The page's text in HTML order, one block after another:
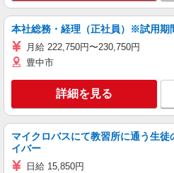
本社総務・経理（正社員）※試用期
月給 222,750円〜230,750円
豊中市
詳細を見る
マイクロバスにて教習所に通う生徒
イバー
日給 15,850円